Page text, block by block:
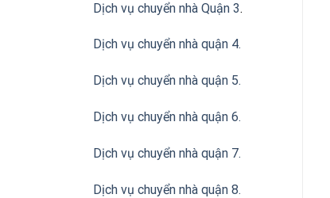
Dịch vụ chuyển nhà Quận 3.
Dịch vụ chuyển nhà quận 4.
Dịch vụ chuyển nhà quận 5.
Dịch vụ chuyển nhà quận 6.
Dịch vụ chuyển nhà quận 7.
Dịch vụ chuyển nhà quận 8.